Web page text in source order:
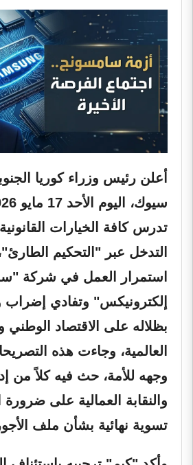
أعلن رئيس وزراء كوريا
تدرس كافة الخيارات
التدخل عبر "التحكيم
استمرار العمل في شركة
إلكترونيكس" وتفادي
بظلاله على الاقتصاد الوطني
العالمية، وجاءت هذه
وجهه للأمة، حث فيه كلاً من
والنقابة العمالية على
تسوية نهائية بشأن ملف